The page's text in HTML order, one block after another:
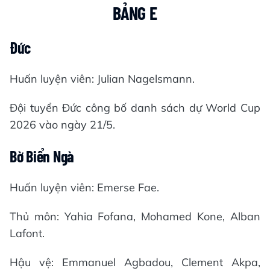
BẢNG E
Đức
Huấn luyện viên: Julian Nagelsmann.
Đội tuyển Đức công bố danh sách dự World Cup
2026 vào ngày 21/5.
Bờ Biển Ngà
Huấn luyện viên: Emerse Fae.
Thủ môn: Yahia Fofana, Mohamed ​Kone, Alban
Lafont.
Hậu vệ: Emmanuel Agbadou, Clement Akpa,